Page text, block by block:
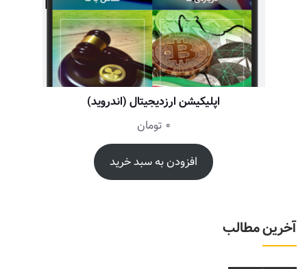
اپلیکیشن ارزدیجیتال (اندروید)
0 تومان
افزودن به سبد خرید
آخرین مطالب